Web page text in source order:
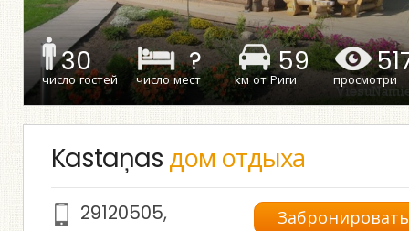
30
число гостей
?
число мест
59
kм от Риги просмотри
Kastaņas дом отдыха
Забронировать
29120505,